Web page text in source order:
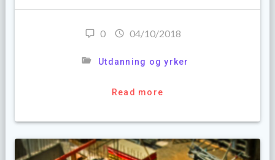
0 04/10/2018
Utdanning og yrker
Read more